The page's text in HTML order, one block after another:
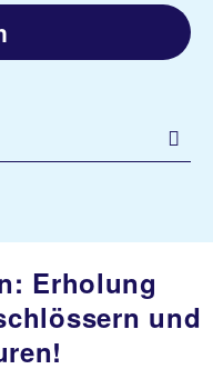
Erholung
und